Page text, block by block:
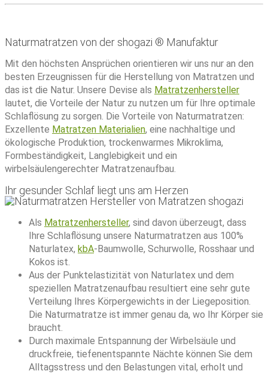
Naturmatratzen von der shogazi ® Manufaktur
Mit den höchsten Ansprüchen orientieren wir uns nur an den
besten Erzeugnissen für die Herstellung von Matratzen und
das ist die Natur. Unsere Devise als Matratzenhersteller
lautet, die Vorteile der Natur zu nutzen um für Ihre optimale
Schlaflösung zu sorgen. Die Vorteile von Naturmatratzen:
Exzellente Matratzen Materialien, eine nachhaltige und
ökologische Produktion, trockenwarmes Mikroklima,
Formbeständigkeit, Langlebigkeit und ein
wirbelsäulengerechter Matratzenaufbau.
Ihr gesunder Schlaf liegt uns am Herzen
Als Matratzenhersteller, sind davon überzeugt, dass
Ihre Schlaflösung unsere Naturmatratzen aus 100%
Naturlatex, kbA-Baumwolle, Schurwolle, Rosshaar und
Kokos ist.
Aus der Punktelastizität von Naturlatex und dem
speziellen Matratzenaufbau resultiert eine sehr gute
Verteilung Ihres Körpergewichts in der Liegeposition.
Die Naturmatratze ist immer genau da, wo Ihr Körper sie
braucht.
Durch maximale Entspannung der Wirbelsäule und
druckfreie, tiefenentspannte Nächte können Sie dem
Alltagsstress und den Belastungen vital, erholt und